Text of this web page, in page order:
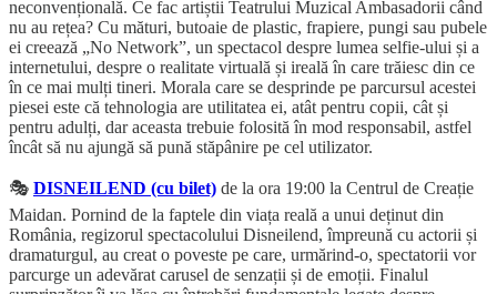
neconvențională. Ce fac artiștii Teatrului Muzical Ambasadorii când
nu au rețea? Cu mături, butoaie de plastic, frapiere, pungi sau pubele
ei creează „No Network”, un spectacol despre lumea selfie-ului și a
internetului, despre o realitate virtuală și ireală în care trăiesc din ce
în ce mai mulți tineri. Morala care se desprinde pe parcursul acestei
piesei este că tehnologia are utilitatea ei, atât pentru copii, cât și
pentru adulți, dar aceasta trebuie folosită în mod responsabil, astfel
încât să nu ajungă să pună stăpânire pe cel utilizator.
🎭 DISNEILEND (cu bilet) de la ora 19:00 la Centrul de Creație
Maidan. Pornind de la faptele din viața reală a unui deținut din
România, regizorul spectacolului Disneilend, împreună cu actorii și
dramaturgul, au creat o poveste pe care, urmărind-o, spectatorii vor
parcurge un adevărat carusel de senzații și de emoții. Finalul